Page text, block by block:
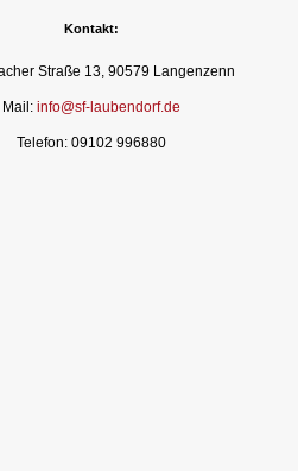
Kontakt:
Straße 13, 90579 Langenzenn
Mail: info@sf-laubendorf.de
Telefon: 09102 996880